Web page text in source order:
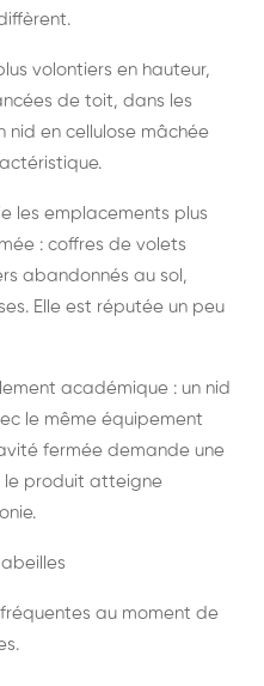
volontiers en hauteur,
de toit, dans les
nid en cellulose mâchée
les emplacements plus
: coffres de volets
abandonnés au sol,
Elle est réputée un peu
académique : un nid
le même équipement
fermée demande une
le produit atteigne
au moment de